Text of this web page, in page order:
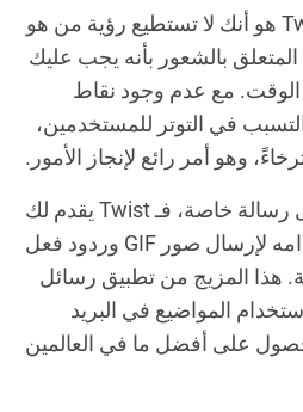
أحد الأشياء التي تميز Twist هو أنك لا تستطيع رؤية من هو
بالشعور بأنه يجب عليك
مع عدم وجود نقاط
التسبب في التوتر للمستخدمين،
إذا كنت بحاجة إلى إرسال رسالة خاصة، فـ Twist يقدم لك
الحل. يمكنك أيضًا استخدامه لإرسال صور GIF وردود فعل
هذا المزيج من تطبيق رسائل
المواضيع في البريد
على أفضل ما في العالمين